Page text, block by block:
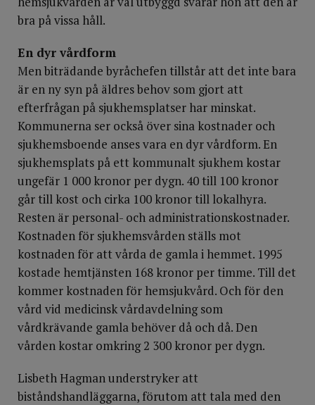
bra på vissa håll.
En dyr vårdform
Men biträdande byråchefen tillstår att det inte bara
är en ny syn på äldres behov som gjort att
efterfrågan på sjukhemsplatser har minskat.
Kommunerna ser också över sina kostnader och
sjukhemsboende anses vara en dyr vårdform. En
sjukhemsplats på ett kommunalt sjukhem kostar
ungefär 1 000 kronor per dygn. 40 till 100 kronor
går till kost och cirka 100 kronor till lokalhyra.
Resten är personal- och administrationskostnader.
Kostnaden för sjukhemsvården ställs mot
kostnaden för att vårda de gamla i hemmet. 1995
kostade hemtjänsten 168 kronor per timme. Till det
kommer kostnaden för hemsjukvård. Och för den
vård vid medicinsk vårdavdelning som
vårdkrävande gamla behöver då och då. Den
vården kostar omkring 2 300 kronor per dygn.
Lisbeth Hagman understryker att
biståndshandläggarna, förutom att tala med den